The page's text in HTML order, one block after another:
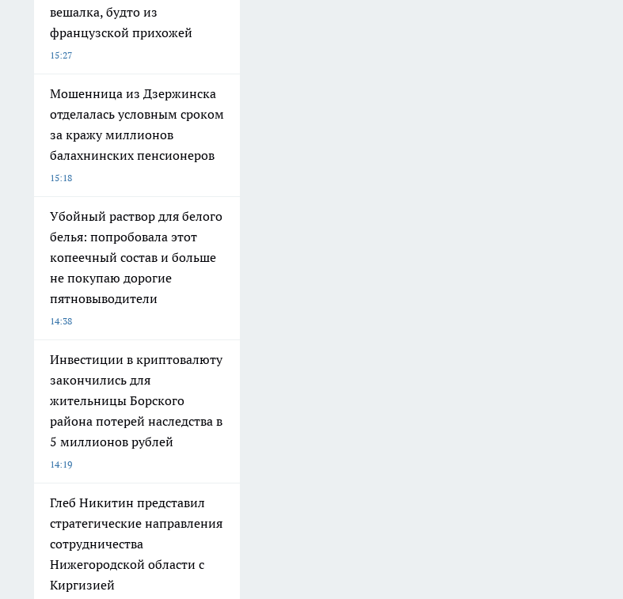
вешалка, будто из
французской прихожей
15:27
Мошенница из Дзержинска
отделалась условным сроком
за кражу миллионов
балахнинских пенсионеров
15:18
Убойный раствор для белого
белья: попробовала этот
копеечный состав и больше
не покупаю дорогие
пятновыводители
14:38
Инвестиции в криптовалюту
закончились для
жительницы Борского
района потерей наследства в
5 миллионов рублей
14:19
Глеб Никитин представил
стратегические направления
сотрудничества
Нижегородской области с
Киргизией